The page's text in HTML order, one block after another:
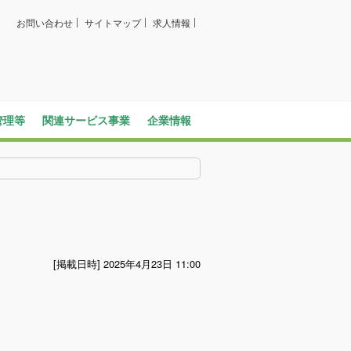
お問い合わせ サイトマップ 求人情報
理等 関連サービス事業
バス広告
ビジネスイン・全但
企業情報
社長メッセージ
企業情報
全但バスの取り組み
SDGsへの取り組み
求人情報
グループ会社
定住促進
[掲載日時] 2025年4月23日 11:00